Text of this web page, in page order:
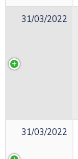
31/03/2022
31/03/2022